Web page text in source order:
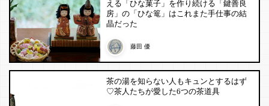
える「ひな菓子」を作り続ける「鍵善良
房」の「ひな篭」はこれまた手仕事の結
晶だった
藤田 優
茶の湯を知らない人もキュンとするはず
♡茶人たちが愛した6つの茶道具